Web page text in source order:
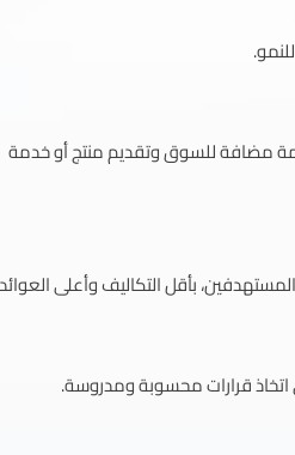
مضافة للسوق وتقديم منتج أو خدمة
بأقل التكاليف وأعلى
اتخاذ قرارات محسوبة ومدروسة.